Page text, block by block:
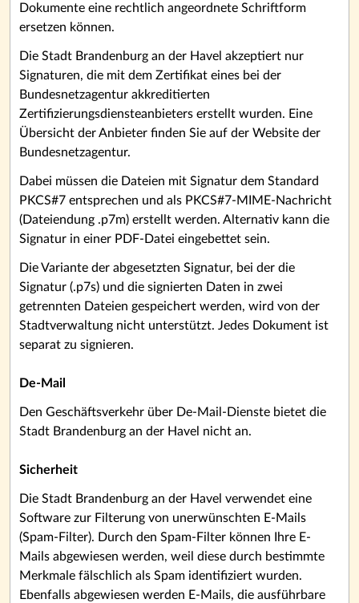
Dokumente eine rechtlich angeordnete Schriftform
ersetzen können.
Die Stadt Brandenburg an der Havel akzeptiert nur
Signaturen, die mit dem Zertifikat eines bei der
Bundesnetzagentur akkreditierten
Zertifizierungsdiensteanbieters erstellt wurden. Eine
Übersicht der Anbieter finden Sie auf der Website der
Bundesnetzagentur.
Dabei müssen die Dateien mit Signatur dem Standard
PKCS#7 entsprechen und als PKCS#7-MIME-Nachricht
(Dateiendung .p7m) erstellt werden. Alternativ kann die
Signatur in einer PDF-Datei eingebettet sein.
Die Variante der abgesetzten Signatur, bei der die
Signatur (.p7s) und die signierten Daten in zwei
getrennten Dateien gespeichert werden, wird von der
Stadtverwaltung nicht unterstützt. Jedes Dokument ist
separat zu signieren.
De-Mail
Den Geschäftsverkehr über De-Mail-Dienste bietet die
Stadt Brandenburg an der Havel nicht an.
Sicherheit
Die Stadt Brandenburg an der Havel verwendet eine
Software zur Filterung von unerwünschten E-Mails
(Spam-Filter). Durch den Spam-Filter können Ihre E-
Mails abgewiesen werden, weil diese durch bestimmte
Merkmale fälschlich als Spam identifiziert wurden.
Ebenfalls abgewiesen werden E-Mails, die ausführbare